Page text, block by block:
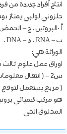
انتاج أفراد جديدة من
حلزوني لولبي يمتاز
أ -البروتين . ج –
ب – RNA . د – DNA .
الوراثة هي:
اوراق عمل علوم
س2 – ( انتقال معلومات وراثية مختلفة للصفة الوراثية الواحدة ) تسمى
( مربع يستعمل لتوقع
هو مركب كيميائي
المخلوق الحي